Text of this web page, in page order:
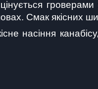
Смак якісних
насіння